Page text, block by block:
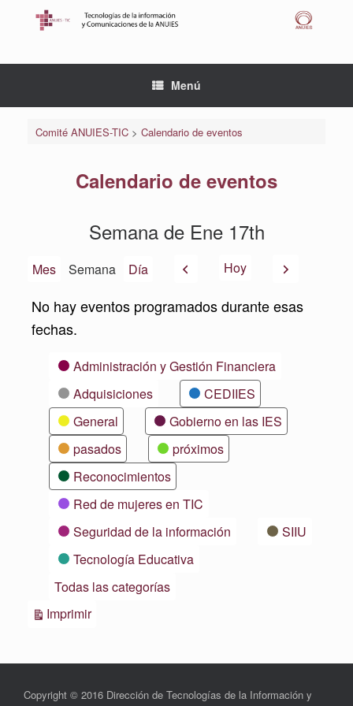
Menú
Comité ANUIES-TIC> Calendario de eventos
Calendario de eventos
Semana de Ene 17th
Mes Semana Día AnteriorHoy Siguiente
No hay eventos programados durante esas
fechas.
CategoríasAdministración y Gestión Financiera
Adquisiciones
CEDIIES
General
Gobierno en las IES
pasados
próximos
Reconocimientos
Red de mujeres en TIC
Seguridad de la información
SIIU
Tecnología Educativa
Todas las categorías
ImprimirVistas
Copyright © 2016 Dirección de Tecnologías de la Información y